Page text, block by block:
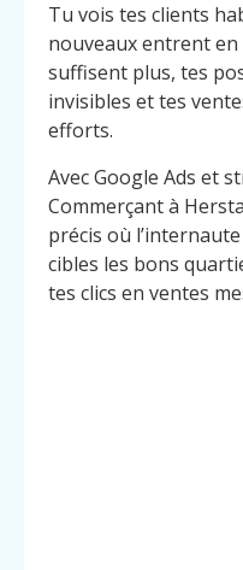
Tu vois tes clients
nouveaux entrent en
suffisent plus, tes
invisibles et tes
efforts.
Avec Google Ads et
Commerçant à
précis où
cibles les bons
tes clics en ventes